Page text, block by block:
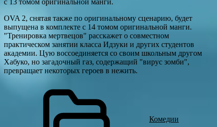
с 13 томом оригинальной манги.
OVA 2, снятая также по оригинальному сценарию, будет
выпущена в комплекте с 14 томом оригинальной манги.
"Тренировка мертвецов" расскажет о совместном
практическом занятии класса Идзуки и других студентов
академии. Цую воссоединяется со своим школьным другом
Хабуко, но загадочный газ, содержащий "вирус зомби",
превращает некоторых героев в нежить.
Комедии